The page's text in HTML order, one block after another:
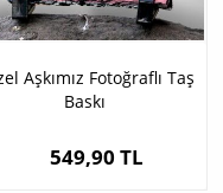
Aşkımız Fotoğraflı Taş
Baskı
549,90 TL